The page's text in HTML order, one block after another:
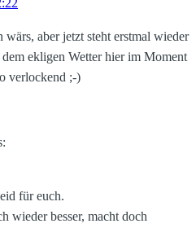
wärs, aber jetzt steht erstmal wieder
ekligen Wetter hier im Moment
verlockend ;-)
für euch.
wieder besser, macht doch